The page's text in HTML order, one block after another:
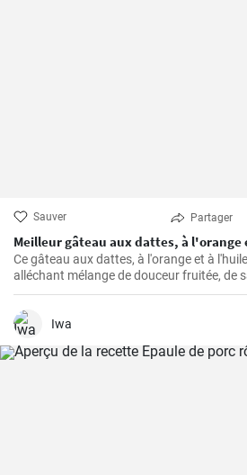
Sauver Partager
Meilleur gâteau aux dattes, à
Ce gâteau aux dattes, à l'orange et à
alléchant mélange de douceur fruitée, de
texture moelleuse, ne manque jamais de
spéciale.
Iwa